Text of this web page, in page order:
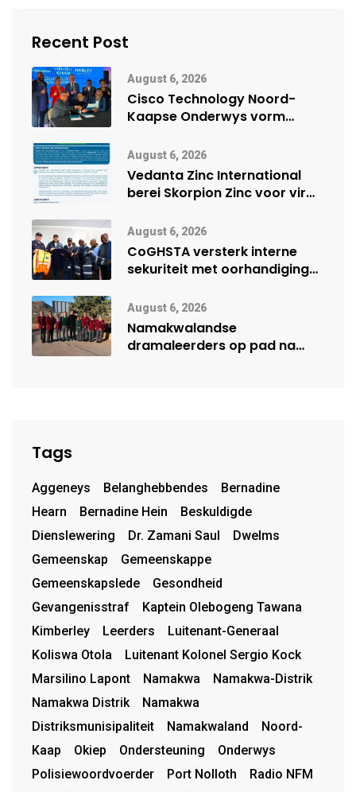
Recent Post
August 6, 2026
Cisco Technology Noord-
Kaapse Onderwys vorm
vennootskap
August 6, 2026
Vedanta Zinc International
berei Skorpion Zinc voor vir
August 6, 2026
CoGHSTA versterk interne
sekuriteit met oorhandiging
August 6, 2026
Namakwalandse
dramaleerders op pad na
Tags
Aggeneys Belanghebbendes
Bernadine
Hearn
Bernadine Hein
Beskuldigde
Dienslewering
Dr. Zamani Saul
Dwelms
Gemeenskap
Gemeenskappe
Gemeenskapslede
Gesondheid
Gevangenisstraf
Kaptein Olebogeng Tawana
Kimberley
Leerders
Luitenant-Generaal
Koliswa Otola
Luitenant Kolonel Sergio Kock
Marsilino Lapont
Namakwa
Namakwa-Distrik
Namakwa Distrik
Namakwa
Distriksmunisipaliteit
Namakwaland
Noord-
Kaap
Okiep Ondersteuning
Onderwys
Polisiewoordvoerder
Port Nolloth
Radio NFM